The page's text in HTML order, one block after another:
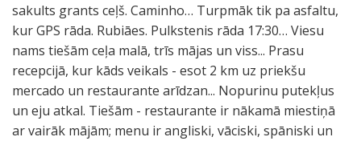
sakults grants ceļš. Caminho… Turpmāk tik pa asfaltu,
kur GPS rāda. Rubiāes. Pulkstenis rāda 17:30… Viesu
nams tiešām ceļa malā, trīs mājas un viss... Prasu
recepcijā, kur kāds veikals - esot 2 km uz priekšu
mercado un restaurante arīdzan... Nopurinu putekļus
un eju atkal. Tiešām - restaurante ir nākamā miestiņā
ar vairāk mājām; menu ir angliski, vāciski, spāniski un